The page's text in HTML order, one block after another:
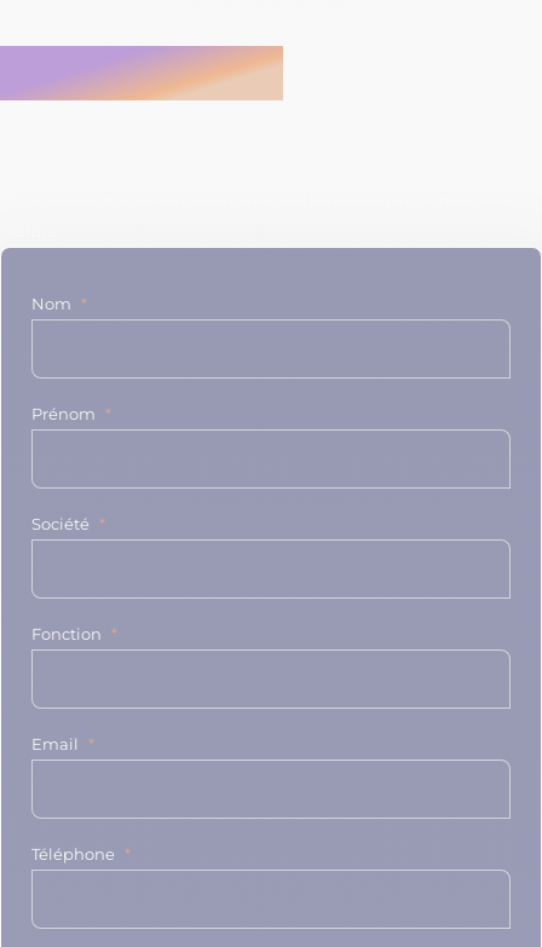
Contactez-nous
Nom
Prénom
Société
Fonction
Email
Téléphone